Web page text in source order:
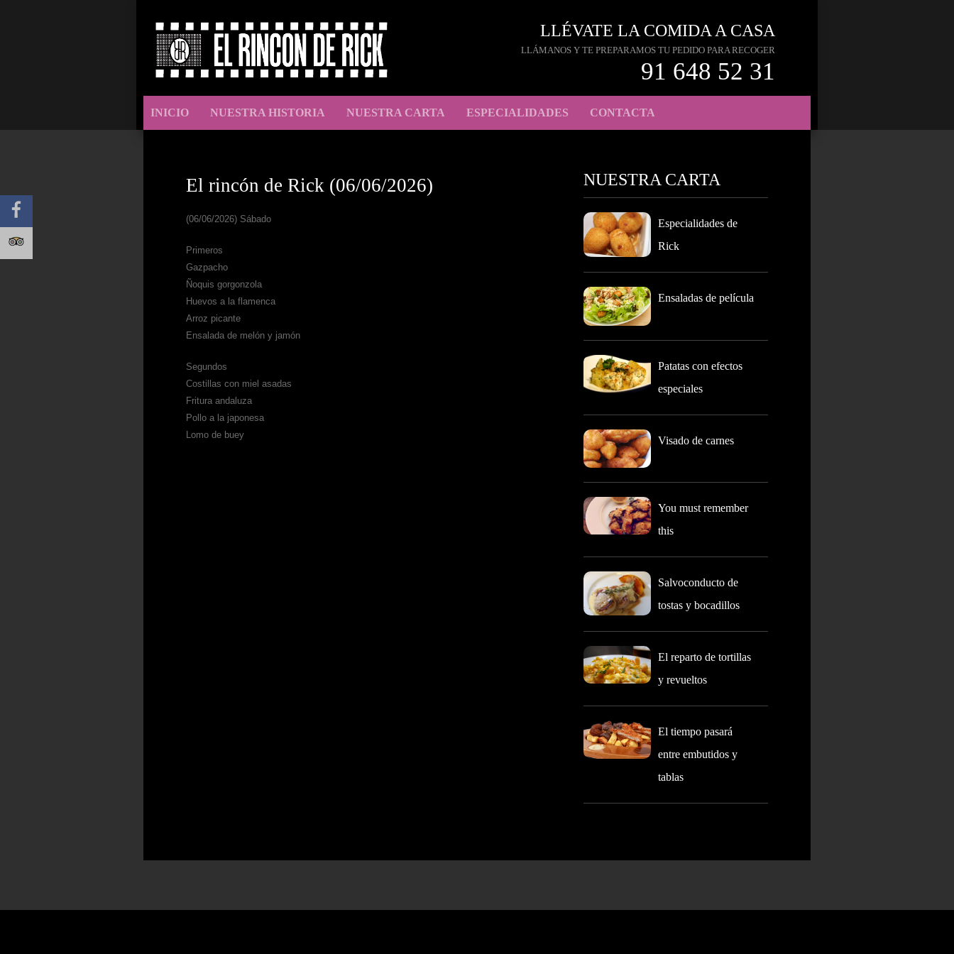
LLÉVATE LA COMIDA A CASA
LLÁMANOS Y TE PREPARAMOS TU PEDIDO PARA RECOGER
91 648 52 31
INICIO NUESTRA HISTORIA NUESTRA CARTA ESPECIALIDADES CONTACTA
El rincón de Rick (06/06/2026)
(06/06/2026) Sábado
Primeros
Gazpacho
Ñoquis gorgonzola
Huevos a la flamenca
Arroz picante
Ensalada de melón y jamón
Segundos
Costillas con miel asadas
Fritura andaluza
Pollo a la japonesa
Lomo de buey
NUESTRA CARTA
Especialidades de
Rick
Ensaladas de película
Patatas con efectos
especiales
Visado de carnes
You must remember
this
Salvoconducto de
tostas y bocadillos
El reparto de tortillas
y revueltos
El tiempo pasará
entre embutidos y
tablas